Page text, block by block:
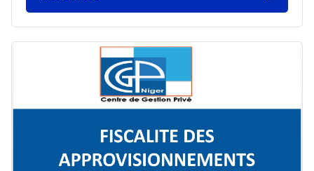
Image du cours FISCALITE DES APPROVISIONNEMENTS